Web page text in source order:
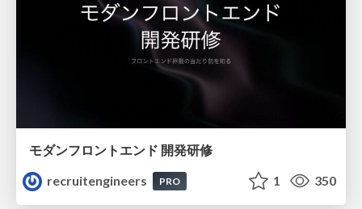
モダンフロントエンド 開発研修
recruitengineers
PRO 1 350